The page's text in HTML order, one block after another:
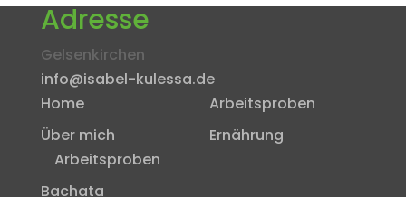
Adresse
Gelsenkirchen
info@isabel-kulessa.de
Home
Über mich
Arbeitsproben
Bachata
Arbeitsproben
Ernährung